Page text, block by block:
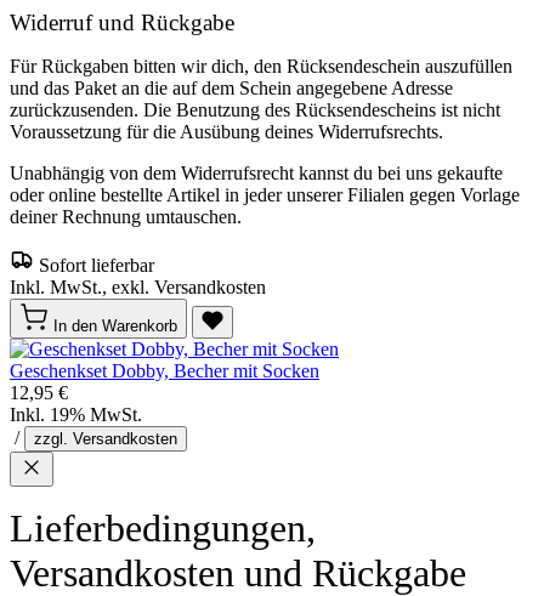
Widerruf und Rückgabe
Für Rückgaben bitten wir dich, den Rücksendeschein auszufüllen
und das Paket an die auf dem Schein angegebene Adresse
zurückzusenden. Die Benutzung des Rücksendescheins ist nicht
Voraussetzung für die Ausübung deines Widerrufsrechts.
Unabhängig von dem Widerrufsrecht kannst du bei uns gekaufte
oder online bestellte Artikel in jeder unserer Filialen gegen Vorlage
deiner Rechnung umtauschen.
Sofort lieferbar
Inkl. MwSt., exkl. Versandkosten
In den Warenkorb
Geschenkset Dobby, Becher mit Socken
12,95 €
Inkl. 19% MwSt.
/
zzgl. Versandkosten
Lieferbedingungen,
Versandkosten und Rückgabe